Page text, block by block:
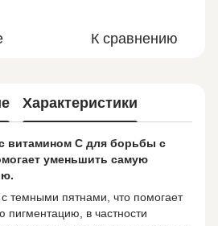
К сравнению
Характеристики
витамином С для борьбы с
уменьшить самую
темными пятнами, что помогает
пигментацию, в частности